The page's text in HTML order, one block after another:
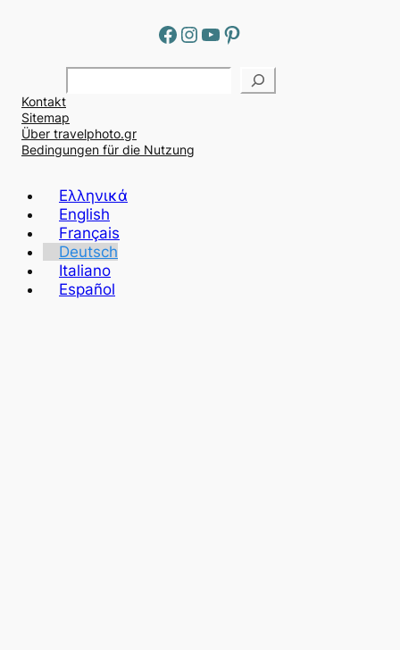
Facebook Instagram YouTube Pinterest
ν
α
ζ
ή
Kontakt
Sitemap
Über travelphoto.gr
Bedingungen für die Nutzung
Ελληνικά
English
Français
Deutsch
Italiano
Español